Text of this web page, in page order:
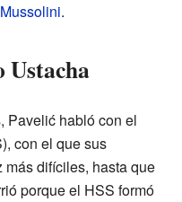
Mussolini.
Ustacha
Pavelić habló con el
con el que sus
difíciles, hasta que
porque el HSS formó